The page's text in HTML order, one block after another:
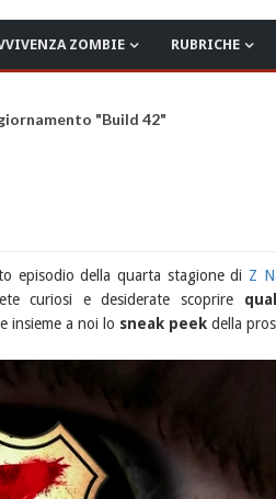
ZOMBIE RUBRICHE
"Build 42"
episodio della quarta stagione di Z
curiosi e desiderate scoprire
insieme a noi lo sneak peek della